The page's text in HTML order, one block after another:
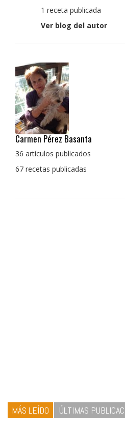
1 receta publicada
Ver blog del autor
Pedro Manuel Collado Cruz
La cocina para mi es producto
con un toque diferente